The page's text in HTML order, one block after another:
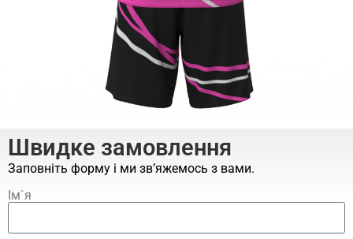
Швидке замовлення
Заповніть форму і ми зв’яжемось з вами.
Ім`я